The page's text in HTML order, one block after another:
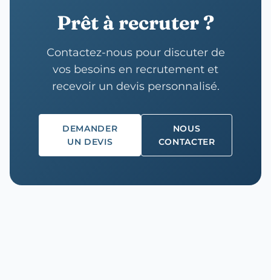
Prêt à recruter ?
Contactez-nous pour discuter de
vos besoins en recrutement et
recevoir un devis personnalisé.
DEMANDER
UN DEVIS
NOUS
CONTACTER